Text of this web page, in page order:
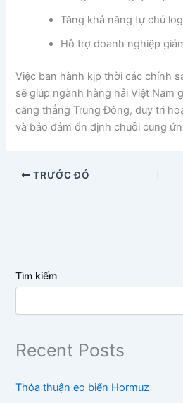
Tăng khả năng tự chủ
Hỗ trợ doanh nghiệp
Việc ban hành kịp thời các chính
sẽ giúp ngành hàng hải Việt Nam
căng thẳng Trung Đông, duy trì
và bảo đảm ổn định chuỗi cung
TRƯỚC ĐÓ
Tìm kiếm
Recent Posts
Thỏa thuận eo biển Hormuz